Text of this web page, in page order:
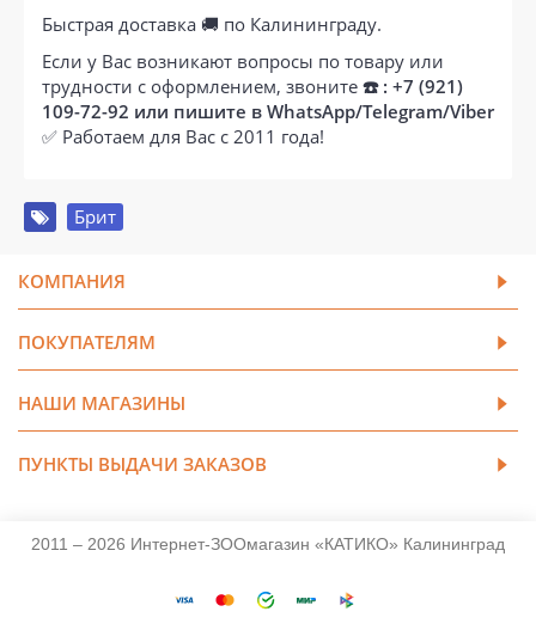
Быстрая доставка 🚚 по Калининграду.
Если у Вас возникают вопросы по товару или
трудности с оформлением, звоните ☎️ : +7 (921)
109-72-92 или пишите в WhatsApp/Telegram/Viber
✅ Работаем для Вас с 2011 года!
Брит
КОМПАНИЯ
ПОКУПАТЕЛЯМ
НАШИ МАГАЗИНЫ
ПУНКТЫ ВЫДАЧИ ЗАКАЗОВ
2011 – 2026 Интернет-ЗООмагазин «КАТИКО» Калининград